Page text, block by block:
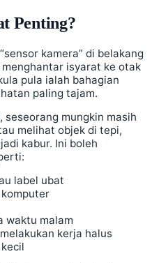
Penting?
kamera” di belakang
isyarat ke otak
pula ialah bahagian
paling tajam.
seseorang mungkin masih
melihat objek di tepi,
kabur. Ini boleh
label ubat
waktu malam
kerja halus